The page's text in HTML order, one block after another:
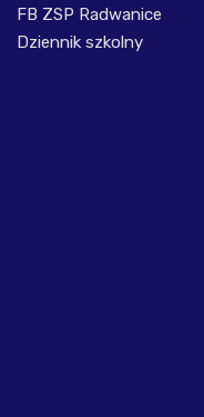
FB ZSP Radwanice
Dziennik szkolny